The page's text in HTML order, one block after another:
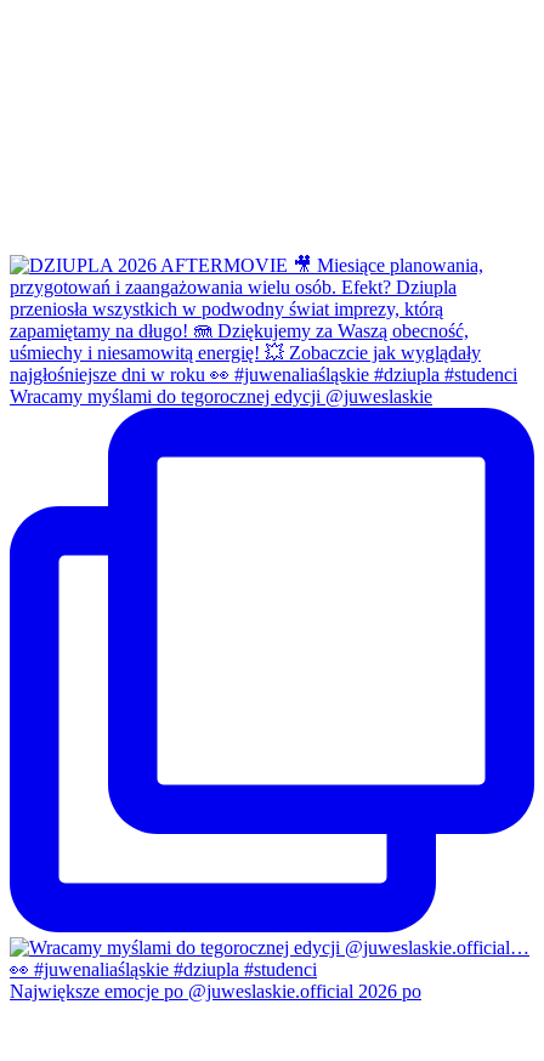
Wracamy myślami do tegorocznej edycji @juweslaskie
Największe emocje po @juweslaskie.official 2026 po